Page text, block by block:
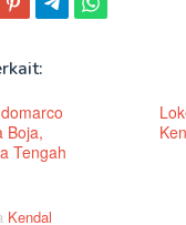
Boja,
Tengah
Kendal